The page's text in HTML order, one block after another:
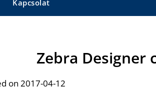
Kapcsolat
Zebra Designer
on 2017-04-12